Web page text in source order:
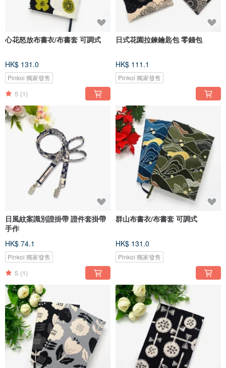
心花怒放布書衣/布書套 可調式
HK$ 131.0
Pinkoi 獨家發售
5 (1)
日式花園拉鍊鑰匙包 零錢包
HK$ 111.1
Pinkoi 獨家發售
日風紋案識別證掛帶 證件套掛帶
手作
HK$ 74.1
Pinkoi 獨家發售
5 (1)
群山布書衣/布書套 可調式
HK$ 131.0
Pinkoi 獨家發售